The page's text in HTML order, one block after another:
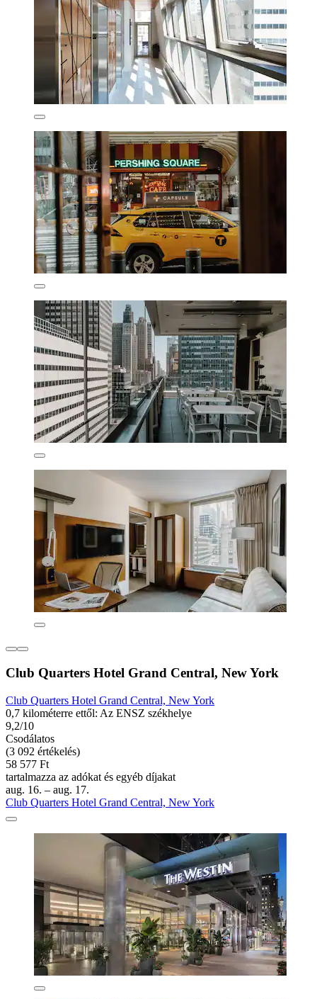
Club Quarters Hotel Grand Central, New York
Club Quarters Hotel Grand Central, New York
0,7 kilométerre ettől: Az ENSZ székhelye
9,2/10
Csodálatos
(3 092 értékelés)
58 577 Ft
tartalmazza az adókat és egyéb díjakat
aug. 16. – aug. 17.
Club Quarters Hotel Grand Central, New York